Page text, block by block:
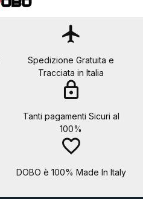
flight
Spedizione Gratuita e
Tracciata in Italia
lock
Tanti pagamenti Sicuri al
100%
favorite_border
DOBO è 100% Made In Italy